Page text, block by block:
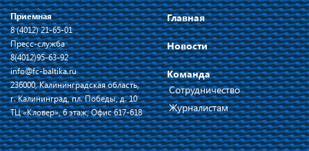
Приемная
8 (4012) 21-65-01
Пресс-служба
8(4012)95-63-92
info@fc-baltika.ru
236000, Калининградская область,
г. Калининград, пл. Победы, д. 10
ТЦ «Кловер», 6 этаж, Офис 617-618
Главная
Новости
Команда
Сотрудничество
Журналистам